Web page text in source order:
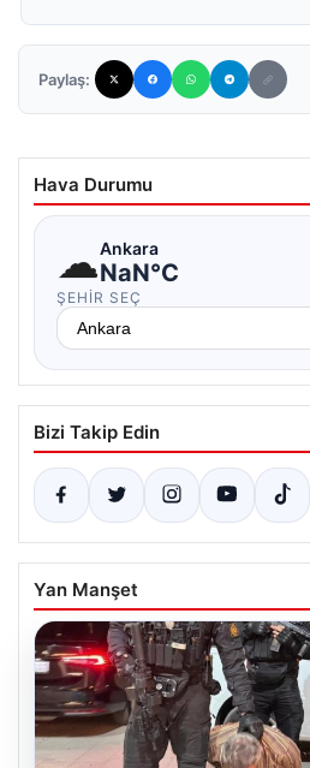
Paylaş:
Hava Durumu
☁Ankara
NaN°C
ŞEHIR SEÇ
Bizi Takip Edin
Yan Manşet